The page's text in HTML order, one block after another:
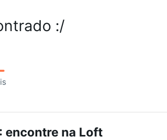
:/
encontre na Loft